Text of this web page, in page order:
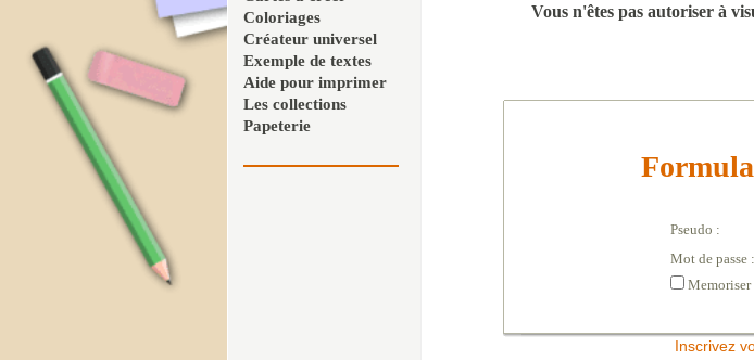
Coloriages
Créateur universel
Exemple de textes
Aide pour imprimer
Les collections
Papeterie
Vous n'êtes pas autoriser à
Pseudo :
Mot de passe :
Memoriser
Inscrivez